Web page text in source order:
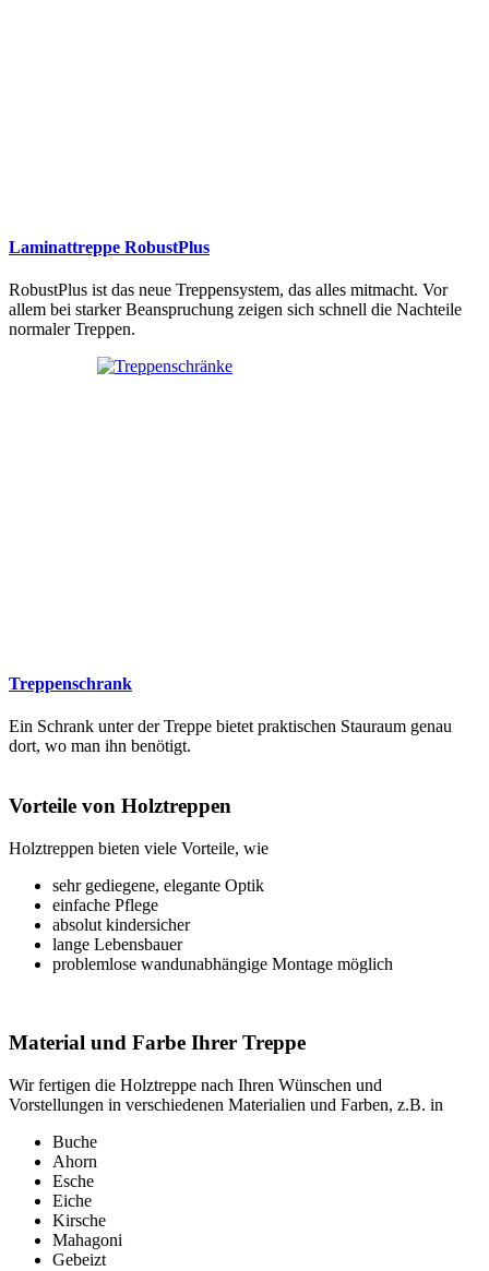
Laminattreppe RobustPlus
RobustPlus ist das neue Treppensystem, das alles mitmacht. Vor
allem bei starker Beanspruchung zeigen sich schnell die Nachteile
normaler Treppen.
Treppenschrank
Ein Schrank unter der Treppe bietet praktischen Stauraum genau
dort, wo man ihn benötigt.
Vorteile von Holztreppen
Holztreppen bieten viele Vorteile, wie
sehr gediegene, elegante Optik
einfache Pflege
absolut kindersicher
lange Lebensbauer
problemlose wandunabhängige Montage möglich
Material und Farbe Ihrer Treppe
Wir fertigen die Holztreppe nach Ihren Wünschen und
Vorstellungen in verschiedenen Materialien und Farben, z.B. in
Buche
Ahorn
Esche
Eiche
Kirsche
Mahagoni
Gebeizt